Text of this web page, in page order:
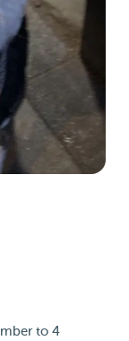
to 4